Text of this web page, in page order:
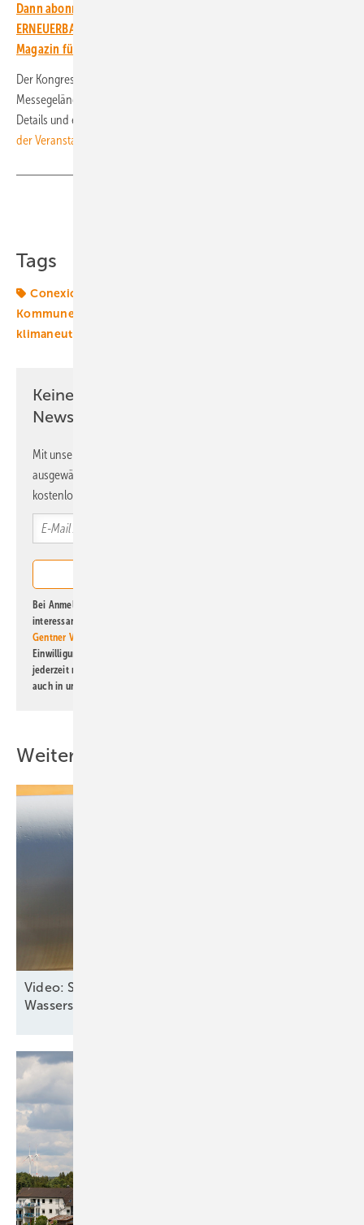
Dann abonnieren Sie einfach den kostenlosen Newsletter von
ERNEUERBARE ENERGIEN – dem größten verbandsunabhängigen
Magazin für erneuerbare Energien in Deutschland!
Der Kongress findet am 29. Februar und 1. März 2024 auf dem
Messegelände in Freiburg statt. Das vollständige Programm, weitere
Details und einen Link zur Anmeldung finden Sie auf der
der Veranstaltung
Tags
Conexio
Kommune
klimaneutral
Keine Zeit? Kein Problem mit dem ERE
Newsletter!
Mit unserem Newsletter erhalten Sie regelmäßig von uns
ausgewählte Informationen und Neuigkeiten, gebündelt und
kostenlos direkt ins Postfach.
Bei Anmeldung zu diesem Newsletter bin ich damit einverstanden, über
interessante Verlags- und Online-Angebote
Gentner Verlag GmbH & Co. KG
Einwilligung kann ich jederzeit widerrufen und eine Abmeldung ist
jederzeit möglich. Informationen zum Umgang mit Daten finden Sie
auch in unserer
Weitere Inhalte
Video: Stadtwerke Stuttgart investieren in grüne
Wasserstoff-Produktion